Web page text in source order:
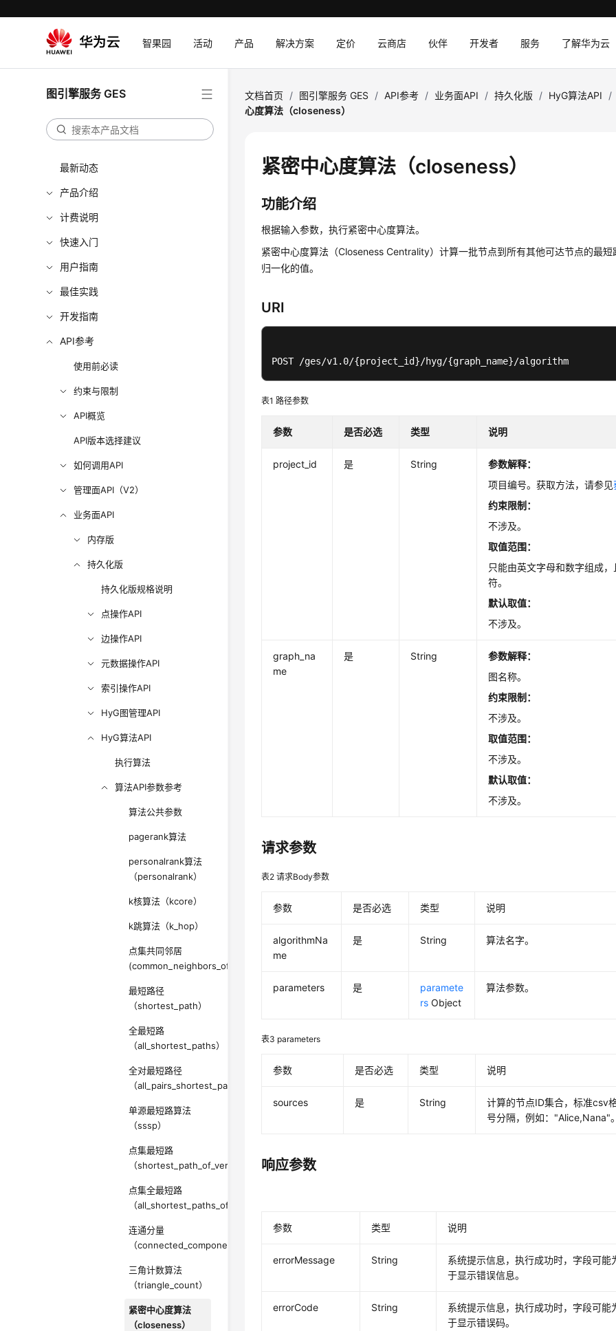
智果园 活动 产品 解决方案 定价 云商店 伙伴 开发者 服务 了解华为云
图引擎服务 GES
最新动态
产品介绍
计费说明
快速入门
用户指南
最佳实践
开发指南
API参考
使用前必读
约束与限制
API概览
API版本选择建议
如何调用API
管理面API（V2）
业务面API
内存版
持久化版
持久化版规格说明
点操作API
边操作API
元数据操作API
索引操作API
HyG图管理API
HyG算法API
执行算法
算法API参数参考
算法公共参数
pagerank算法
personalrank算法
（personalrank）
k核算法（kcore）
k跳算法（k_hop）
点集共同邻居
(common_neighbors_of_vertex_sets)
最短路径
（shortest_path）
全最短路
（all_shortest_paths）
全对最短路径
（all_pairs_shortest_paths）
单源最短路算法
（sssp）
点集最短路
（shortest_path_of_vertex_sets）
点集全最短路
（all_shortest_paths_of_vertex_sets）
连通分量
（connected_component）
三角计数算法
（triangle_count）
紧密中心度算法
（closeness）
文档首页 / 图引擎服务 GES / API参考 / 业务面API / 持久化版 / HyG算法API /
心度算法（closeness）
紧密中心度算法（closeness）
功能介绍
根据输入参数，执行紧密中心度算法。
紧密中心度算法（Closeness Centrality）计算一批节点到所有其他可达节点的最
归一化的值。
URI
POST /ges/v1.0/{project_id}/hyg/{graph_name}/algorithm
表1路径参数
参数 是否必选 类型 说明
project_id 是 String
参数解释：
项目编号。获取方法，请参见
约束限制：
不涉及。
取值范围：
只能由英文字母和数字组成
符。
默认取值：
不涉及。
graph_na
me
是 String
参数解释：
图名称。
约束限制：
不涉及。
取值范围：
不涉及。
默认取值：
不涉及。
请求参数
表2请求Body参数
参数 是否必选 类型 说明
algorithmNa
me
是 String 算法名字。
parameters 是
paramete
rs Object
算法参数。
表3 parameters
参数 是否必选 类型 说明
sources 是 String
计算的节点ID集合，标准csv
号分隔，例如："Alice,Nana"。
响应参数
参数 类型 说明
errorMessage String
系统提示信息，执行成功时，字段可能
于显示错误信息。
errorCode String
系统提示信息，执行成功时，字段可能
于显示错误码。